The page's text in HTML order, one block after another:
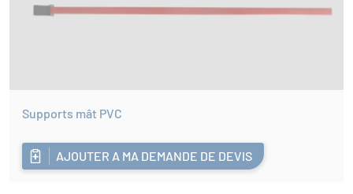
Supports mât PVC
AJOUTER A MA DEMANDE DE DEVIS